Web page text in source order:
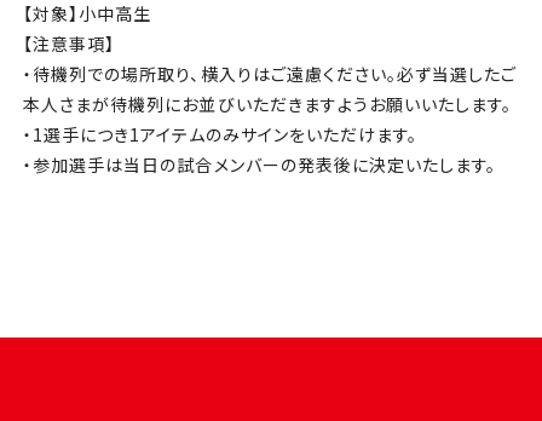
【対象】小中高生
【注意事項】
・待機列での場所取り、横入りはご遠慮ください。必ず当選したご
本人さまが待機列にお並びいただきますようお願いいたします。
・1選手につき1アイテムのみサインをいただけます。
・参加選手は当日の試合メンバーの発表後に決定いたします。